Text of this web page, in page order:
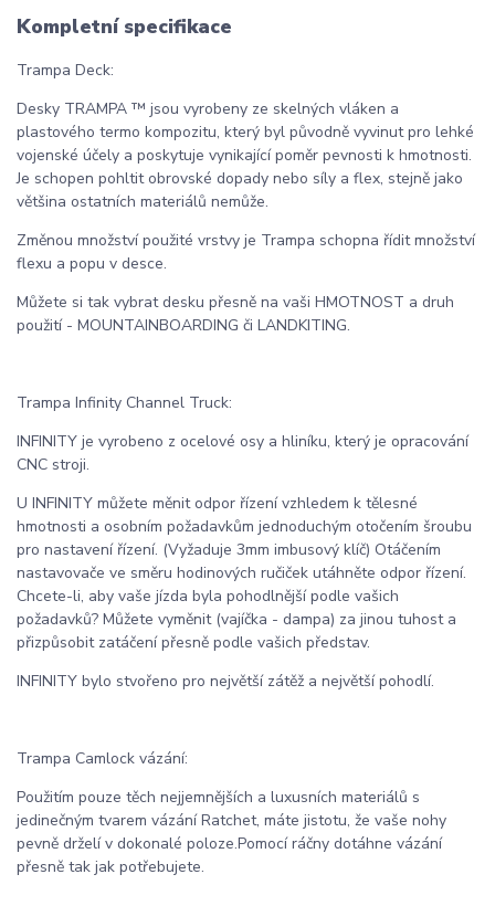
Kompletní specifikace
Trampa Deck:
Desky TRAMPA ™ jsou vyrobeny ze skelných vláken a
plastového termo kompozitu, který byl původně vyvinut pro lehké
vojenské účely a poskytuje vynikající poměr pevnosti k hmotnosti.
Je schopen pohltit obrovské dopady nebo síly a flex, stejně jako
většina ostatních materiálů nemůže.
Změnou množství použité vrstvy je Trampa schopna řídit množství
flexu a popu v desce.
Můžete si tak vybrat desku přesně na vaši HMOTNOST a druh
použití - MOUNTAINBOARDING či LANDKITING.
Trampa Infinity Channel Truck:
INFINITY je vyrobeno z ocelové osy a hliníku, který je opracování
CNC stroji.
U INFINITY můžete měnit odpor řízení vzhledem k tělesné
hmotnosti a osobním požadavkům jednoduchým otočením šroubu
pro nastavení řízení. (Vyžaduje 3mm imbusový klíč) Otáčením
nastavovače ve směru hodinových ručiček utáhněte odpor řízení.
Chcete-li, aby vaše jízda byla pohodlnější podle vašich
požadavků? Můžete vyměnit (vajíčka - dampa) za jinou tuhost a
přizpůsobit zatáčení přesně podle vašich představ.
INFINITY bylo stvořeno pro největší zátěž a největší pohodlí.
Trampa Camlock vázání:
Použitím pouze těch nejjemnějších a luxusních materiálů s
jedinečným tvarem vázání Ratchet, máte jistotu, že vaše nohy
pevně drželí v dokonalé poloze.Pomocí ráčny dotáhne vázání
přesně tak jak potřebujete.